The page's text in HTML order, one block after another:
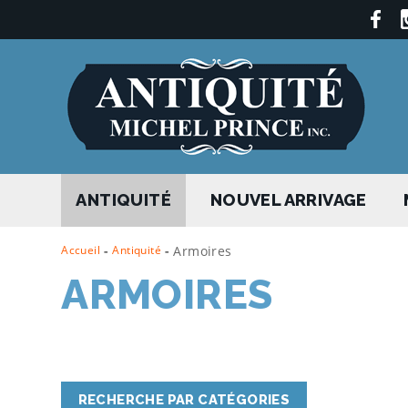
ANTIQUITÉ NOUVEL ARRIVAGE
Accueil - Antiquité - Armoires
ARMOIRES
RECHERCHE PAR CATÉGORIES